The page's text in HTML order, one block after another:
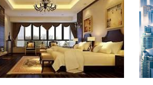
CAMERA ỐP TRẦN TRUEN
HÀN QUỐC
SYSTERM